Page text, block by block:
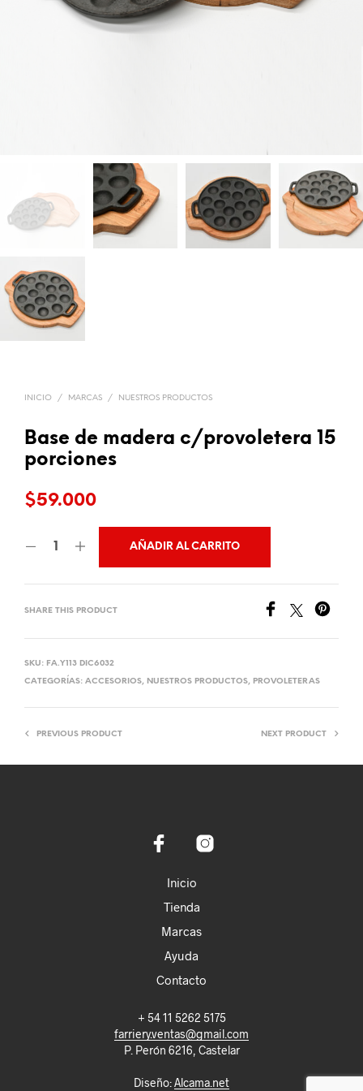
INICIO / MARCAS / NUESTROS PRODUCTOS
Base de madera c/provoletera 15
porciones
$59.000
AÑADIR AL CARRITO
SHARE THIS PRODUCT
SKU: FA.Y113 DIC6032
CATEGORÍAS: ACCESORIOS, NUESTROS PRODUCTOS, PROVOLETERAS
PREVIOUS PRODUCT NEXT PRODUCT
Inicio
Tienda
Marcas
Ayuda
Contacto
+ 54 11 5262 5175
farriery.ventas@gmail.com
P. Perón 6216, Castelar
Diseño:Alcama.net